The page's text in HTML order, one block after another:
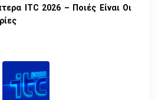
ITC 2026 – Ποιές Είναι Οι